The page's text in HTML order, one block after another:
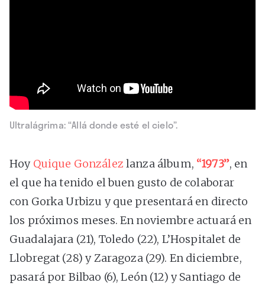
Ultralágrima: “Allá donde esté el cielo”.
Hoy Quique González lanza álbum, “1973”, en
el que ha tenido el buen gusto de colaborar
con Gorka Urbizu y que presentará en directo
los próximos meses. En noviembre actuará en
Guadalajara (21), Toledo (22), L’Hospitalet de
Llobregat (28) y Zaragoza (29). En diciembre,
pasará por Bilbao (6), León (12) y Santiago de